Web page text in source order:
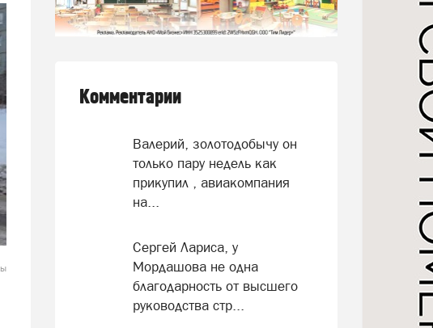
Комментарии
Валерий, золотодобычу он
только пару недель как
прикупил , авиакомпания
на...
Сергей Лариса, у
Мордашова не одна
благодарность от высшего
руководства стр...